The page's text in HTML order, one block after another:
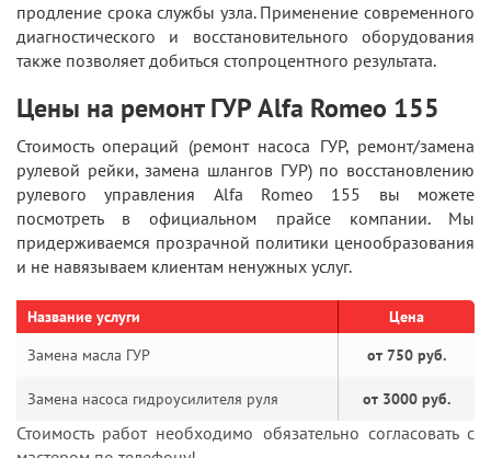
продление срока службы узла. Применение современного
диагностического и восстановительного оборудования
также позволяет добиться стопроцентного результата.
Цены на ремонт ГУР Alfa Romeo 155
Стоимость операций (ремонт насоса ГУР, ремонт/замена
рулевой рейки, замена шлангов ГУР) по восстановлению
рулевого управления Alfa Romeo 155 вы можете
посмотреть в официальном прайсе компании. Мы
придерживаемся прозрачной политики ценообразования
и не навязываем клиентам ненужных услуг.
Название услуги
Цена
Замена масла ГУР
от 750 руб.
Замена насоса гидроусилителя руля от 3000 руб.
Стоимость работ необходимо обязательно согласовать с